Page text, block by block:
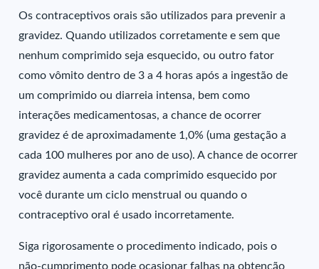
Os contraceptivos orais são utilizados para prevenir a
gravidez. Quando utilizados corretamente e sem que
nenhum comprimido seja esquecido, ou outro fator
como vômito dentro de 3 a 4 horas após a ingestão de
um comprimido ou diarreia intensa, bem como
interações medicamentosas, a chance de ocorrer
gravidez é de aproximadamente 1,0% (uma gestação a
cada 100 mulheres por ano de uso). A chance de ocorrer
gravidez aumenta a cada comprimido esquecido por
você durante um ciclo menstrual ou quando o
contraceptivo oral é usado incorretamente.
Siga rigorosamente o procedimento indicado, pois o
não-cumprimento pode ocasionar falhas na obtenção